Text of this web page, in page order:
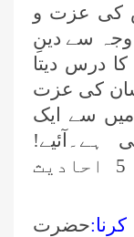
کی عزت و
سے دینِ
درس دیتا
کی عزت
سے ایک
ہے۔آئیے!
جھوٹی گواہی کے بارے میں 5 احادیث
حضرت